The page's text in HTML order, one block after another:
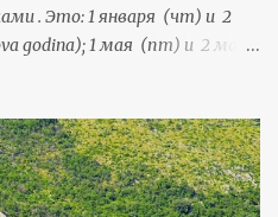
. Это: 1 января (чт) и 2
godina); 1 мая (пт) и 2 мая
(Dan državnosti);
- Негошев день (Njegošev
культуры .